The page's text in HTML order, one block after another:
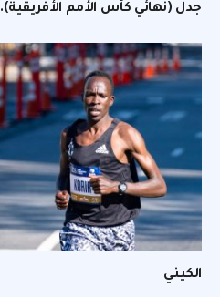
جدل (نهائي كأس الأمم الأفريقية).
الكيني